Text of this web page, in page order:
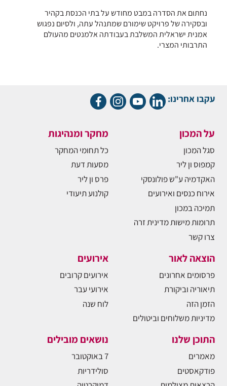
נחתום את הסדרה במבט מחודש על בתי הכנסת בקהיר
ובסקירה של פרויקט שימורם שמתנהל עתה, ולסיום נפגוש
אמנית ישראלית המשלבת בעבודתה אלמנטים מהעולם
התרבותי המצרי.
עקבו אחרינו:
על המכון
סגל המכון
קמפוס ון ליר
האקדמיה ע"ש פולונסקי
אירוח כנסים ואירועים
תמיכה במכון
תרומות מישות מדינית זרה
צרו קשר
מחקר ומנהיגות
כל תחומי המחקר
מסעות דעת
פרס ון ליר
קולנוע תיעודי
הוצאה לאור
פרסומים אחרונים
תיאוריה וביקורת
הזמן הזה
מדיניות משלוחים וביטולים
אירועים
אירועים קרובים
אירועי עבר
לוח שנה
התוכן שלנו
מאמרים
פודקאסטים
נושאים מובילים
7 באוקטובר
סולידריות